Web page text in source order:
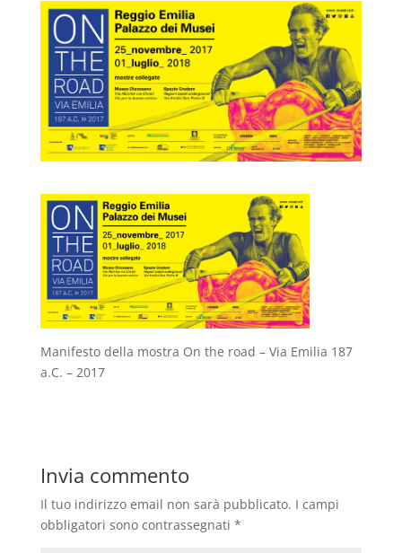
Manifesto della mostra On the road – Via Emilia 187
a.C. – 2017
Invia commento
Il tuo indirizzo email non sarà pubblicato. I campi
obbligatori sono contrassegnati *